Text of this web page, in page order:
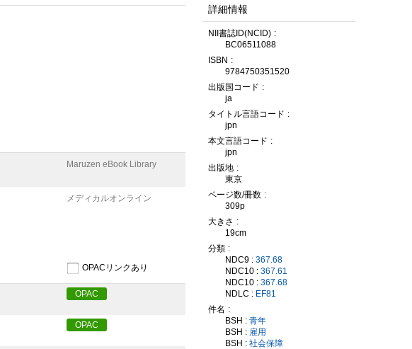
Maruzen eBook Library
メディカルオンライン
OPACリンクあり
OPAC
OPAC
詳細情報
NII書誌ID(NCID)
BC06511088
ISBN
9784750351520
出版国コード
ja
タイトル言語コード
jpn
本文言語コード
jpn
出版地
東京
ページ数/冊数
309p
大きさ
19cm
分類
NDC9 : 367.68
NDC10 : 367.61
NDC10 : 367.68
NDLC : EF81
件名
BSH : 青年
BSH : 雇用
BSH : 社会保障